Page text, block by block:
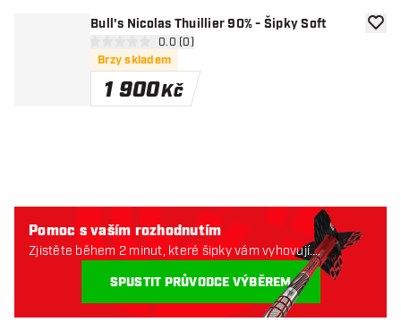
Bull's Nicolas Thuillier 90% - Šipky Soft
otevřít panel recenzí
0 hodnoticí hvězdičky
0.0 (0)
Brzy skladem
1 900Kč
Pomoc s vaším rozhodnutím
Zjistěte během 2 minut, které šipky vám vyhovují.
SPUSTIT PRŮVODCE VÝBĚREM